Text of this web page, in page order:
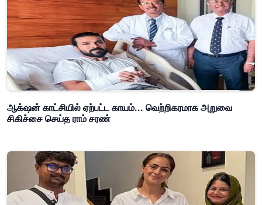
ஆக்‌ஷன் காட்சியில் ஏற்பட்ட காயம்... வெற்றிகரமாக அறுவை
சிகிச்சை செய்த ராம் சரண்